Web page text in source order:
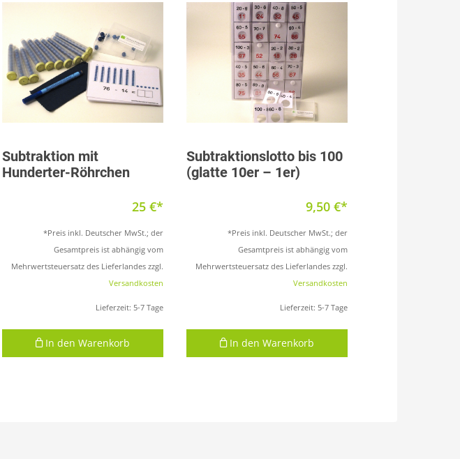
Subtraktion mit
Hunderter-Röhrchen
In den Warenkorb
25 €
*Preis inkl. Deutscher MwSt.; der
Gesamtpreis ist abhängig vom
Mehrwertsteuersatz des Lieferlandes zzgl.
Versandkosten
Lieferzeit: 5-7 Tage
Subtraktionslotto bis 100
(glatte 10er – 1er)
In den Warenkorb
9,50 €
*Preis inkl. Deutscher MwSt.; der
Gesamtpreis ist abhängig vom
Mehrwertsteuersatz des Lieferlandes zzgl.
Versandkosten
Lieferzeit: 5-7 Tage